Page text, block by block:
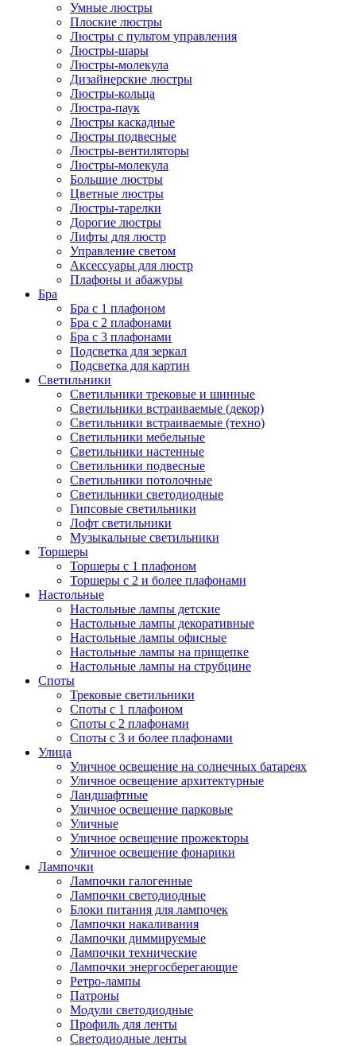
Умные люстры
Плоские люстры
Люстры с пультом управления
Люстры-шары
Люстры-молекула
Дизайнерские люстры
Люстры-кольца
Люстра-паук
Люстры каскадные
Люстры подвесные
Люстры-вентиляторы
Люстры-молекула
Большие люстры
Цветные люстры
Люстры-тарелки
Дорогие люстры
Лифты для люстр
Управление светом
Аксессуары для люстр
Плафоны и абажуры
Бра
Бра с 1 плафоном
Бра с 2 плафонами
Бра с 3 плафонами
Подсветка для зеркал
Подсветка для картин
Светильники
Светильники трековые и шинные
Светильники встраиваемые (декор)
Светильники встраиваемые (техно)
Светильники мебельные
Светильники настенные
Светильники подвесные
Светильники потолочные
Светильники светодиодные
Гипсовые светильники
Лофт светильники
Музыкальные светильники
Торшеры
Торшеры с 1 плафоном
Торшеры с 2 и более плафонами
Настольные
Настольные лампы детские
Настольные лампы декоративные
Настольные лампы офисные
Настольные лампы на прищепке
Настольные лампы на струбцине
Споты
Трековые светильники
Споты с 1 плафоном
Споты с 2 плафонами
Споты с 3 и более плафонами
Улица
Уличное освещение на солнечных батареях
Уличное освещение архитектурные
Ландшафтные
Уличное освещение парковые
Уличные
Уличное освещение прожекторы
Уличное освещение фонарики
Лампочки
Лампочки галогенные
Лампочки светодиодные
Блоки питания для лампочек
Лампочки накаливания
Лампочки диммируемые
Лампочки технические
Лампочки энергосберегающие
Ретро-лампы
Патроны
Модули светодиодные
Профиль для ленты
Светодиодные ленты